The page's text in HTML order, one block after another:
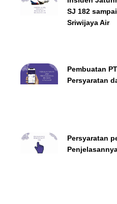
SJ 182
Sriwijaya Air
Pembuatan
Persyaratan
Persyaratan